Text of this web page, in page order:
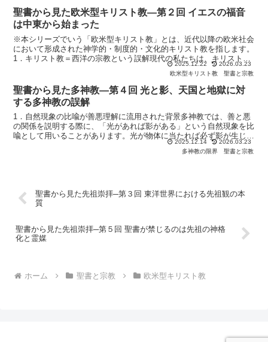
聖書から見た欧米型キリスト教―第２回 イエスの福音
は中東から始まった
※本シリーズでいう「欧米型キリスト教」とは、近代以降の欧米社会
において形成された神学的・制度的・文化的キリスト教を指します。
1．キリスト教＝西洋の宗教という誤解現代の私たちは、キリスト教
を無意識のうちに「西洋の宗教」と見なしてしまいがちです...
2025.12.22
2026.03.23
欧米型キリスト教
聖書と宗教
聖書から見た多神教―第４回 光と影、天国と地獄に対
する多神教の誤解
1．自然現象の比喩が善悪理解に流用された背景多神教では、善と悪
の関係を説明する際に、「光があれば影がある」という自然現象を比
喩として用いることがあります。光が物体に当たれば必ず影が生じる
ように、善が存在する限り、悪も必然的に存在すると理解さ...
2025.12.14
2026.03.23
多神教の限界
聖書と宗教
聖書から見た先祖崇拝─第３回 東洋世界における先祖観の本
質
聖書から見た先祖崇拝─第５回 聖書が禁じるのは先祖の神格
化と霊媒
ホーム 聖書と宗教 欧米型キリスト教